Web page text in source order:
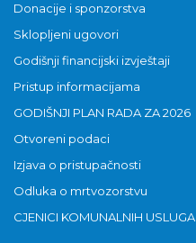
Donacije i sponzorstva
Sklopljeni ugovori
Godišnji financijski izvještaji
Pristup informacijama
GODIŠNJI PLAN RADA ZA 2026
Otvoreni podaci
Izjava o pristupačnosti
Odluka o mrtvozorstvu
CJENICI KOMUNALNIH USLUGA